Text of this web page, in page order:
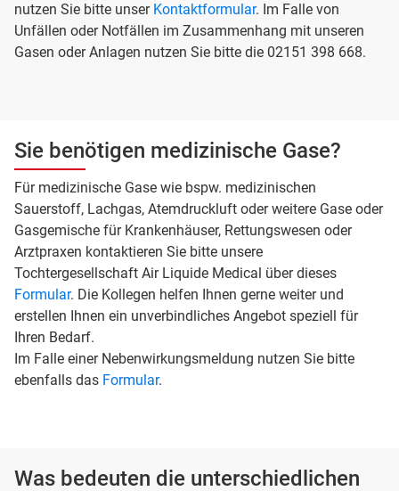
nutzen Sie bitte unser Kontaktformular. Im Falle von
Unfällen oder Notfällen im Zusammenhang mit unseren
Gasen oder Anlagen nutzen Sie bitte die 02151 398 668.
Sie benötigen medizinische Gase?
Für medizinische Gase wie bspw. medizinischen
Sauerstoff, Lachgas, Atemdruckluft oder weitere Gase oder
Gasgemische für Krankenhäuser, Rettungswesen oder
Arztpraxen kontaktieren Sie bitte unsere
Tochtergesellschaft Air Liquide Medical über dieses
Formular. Die Kollegen helfen Ihnen gerne weiter und
erstellen Ihnen ein unverbindliches Angebot speziell für
Ihren Bedarf.
Im Falle einer Nebenwirkungsmeldung nutzen Sie bitte
ebenfalls das Formular.
Was bedeuten die unterschiedlichen